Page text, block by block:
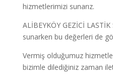
hizmetlerimizi sunarız.
ALİBEYKÖY GEZİCİ
sunarken bu değerleri de
Vermiş olduğumuz
bizimle dilediğiniz zaman